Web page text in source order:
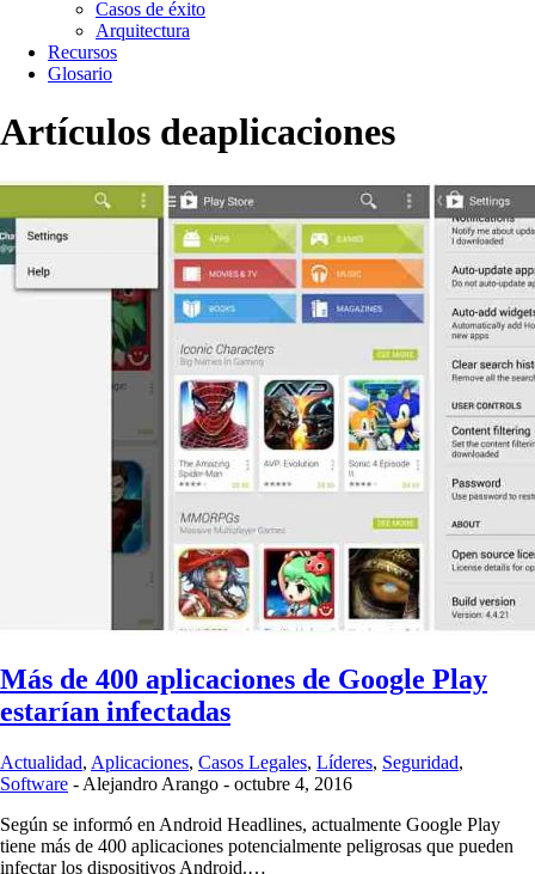
Casos de éxito
Arquitectura
Recursos
Glosario
Artículos deaplicaciones
Más de 400 aplicaciones de Google Play
estarían infectadas
Actualidad, Aplicaciones, Casos Legales, Líderes, Seguridad,
Software - Alejandro Arango - octubre 4, 2016
Según se informó en Android Headlines, actualmente Google Play
tiene más de 400 aplicaciones potencialmente peligrosas que pueden
infectar los dispositivos Android.…